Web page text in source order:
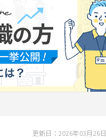
更新日：2026年03月26日